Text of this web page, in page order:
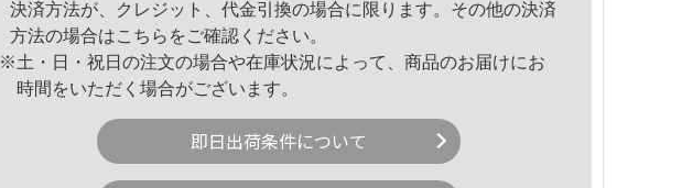
決済方法が、クレジット、代金引換の場合に限ります。その他の決済
方法の場合はこちら をご確認ください。
※土・日・祝日の注文の場合や在庫状況によって、商品のお届けにお
時間をいただく場合がございます。
即日出荷条件について